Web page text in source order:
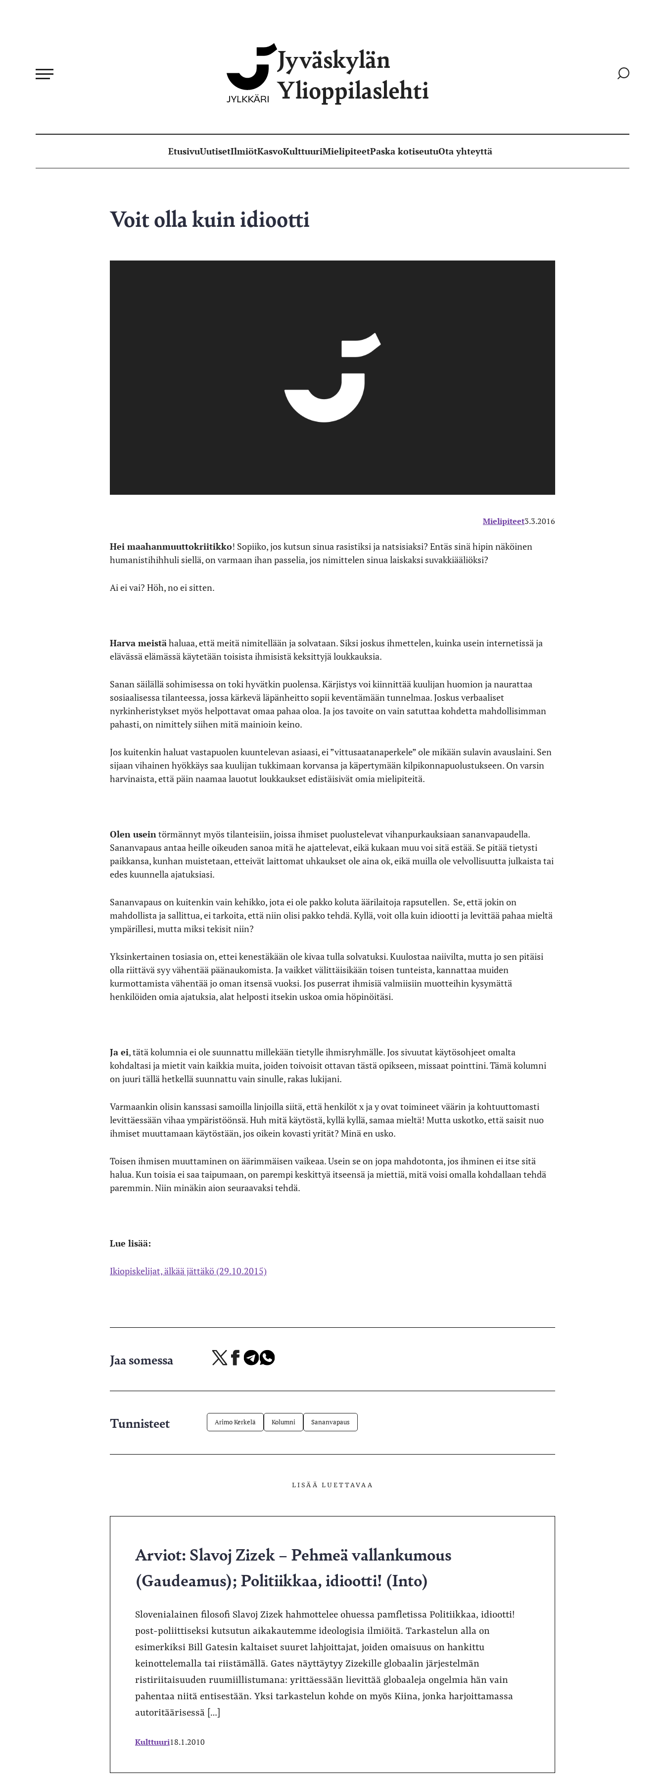
Jyväskylän
Ylioppilaslehti
Siirry
EtusivuUutisetIlmiötKasvoKulttuuriMielipiteetPaska kotiseutuOta yhteyttä
Voit olla kuin idiootti
Mielipiteet3.3.2016
Hei maahanmuuttokriitikko! Sopiiko, jos kutsun sinua rasistiksi ja natsisiaksi? Entäs sinä hipin näköinen
humanistihihhuli siellä, on varmaan ihan passelia, jos nimittelen sinua laiskaksi suvakkiääliöksi?
Ai ei vai? Höh, no ei sitten.
Harva meistähaluaa, että meitä nimitellään ja solvataan. Siksi joskus ihmettelen, kuinka usein internetissä ja
elävässä elämässä käytetään toisista ihmisistä keksittyjä loukkauksia.
Sanan säilällä sohimisessa on toki hyvätkin puolensa. Kärjistys voi kiinnittää kuulijan huomion ja naurattaa
sosiaalisessa tilanteessa, jossa kärkevä läpänheitto sopii keventämään tunnelmaa. Joskus verbaaliset
nyrkinheristykset myös helpottavat omaa pahaa oloa. Ja jos tavoite on vain satuttaa kohdetta mahdollisimman
pahasti, on nimittely siihen mitä mainioin keino.
Jos kuitenkin haluat vastapuolen kuuntelevan asiaasi, ei ”vittusaatanaperkele” ole mikään sulavin avauslaini. Sen
sijaan vihainen hyökkäys saa kuulijan tukkimaan korvansa ja käpertymään kilpikonnapuolustukseen. On varsin
harvinaista, että päin naamaa lauotut loukkaukset edistäisivät omia mielipiteitä.
Olen usein törmännyt myös tilanteisiin, joissa ihmiset puolustelevat vihanpurkauksiaan sananvapaudella.
Sananvapaus antaa heille oikeuden sanoa mitä he ajattelevat, eikä kukaan muu voi sitä estää. Se pitää tietysti
paikkansa, kunhan muistetaan, etteivät laittomat uhkaukset ole aina ok, eikä muilla ole velvollisuutta julkaista tai
edes kuunnella ajatuksiasi.
Sananvapaus on kuitenkin vain kehikko, jota ei ole pakko koluta äärilaitoja rapsutellen. Se, että jokin on
mahdollista ja sallittua, ei tarkoita, että niin olisi pakko tehdä. Kyllä, voit olla kuin idiootti ja levittää pahaa mieltä
ympärillesi, mutta miksi tekisit niin?
Yksinkertainen tosiasia on, ettei kenestäkään ole kivaa tulla solvatuksi. Kuulostaa naiivilta, mutta jo sen pitäisi
olla riittävä syy vähentää päänaukomista. Ja vaikket välittäisikään toisen tunteista, kannattaa muiden
kurmottamista vähentää jo oman itsensä vuoksi. Jos puserrat ihmisiä valmiisiin muotteihin kysymättä
henkilöiden omia ajatuksia, alat helposti itsekin uskoa omia höpinöitäsi.
Ja ei, tätä kolumnia ei ole suunnattu millekään tietylle ihmisryhmälle. Jos sivuutat käytösohjeet omalta
kohdaltasi ja mietit vain kaikkia muita, joiden toivoisit ottavan tästä opikseen, missaat pointtini. Tämä kolumni
on juuri tällä hetkellä suunnattu vain sinulle, rakas lukijani.
Varmaankin olisin kanssasi samoilla linjoilla siitä, että henkilöt x ja y ovat toimineet väärin ja kohtuuttomasti
levittäessään vihaa ympäristöönsä. Huh mitä käytöstä, kyllä kyllä, samaa mieltä! Mutta uskotko, että saisit nuo
ihmiset muuttamaan käytöstään, jos oikein kovasti yrität? Minä en usko.
Toisen ihmisen muuttaminen on äärimmäisen vaikeaa. Usein se on jopa mahdotonta, jos ihminen ei itse sitä
halua. Kun toisia ei saa taipumaan, on parempi keskittyä itseensä ja miettiä, mitä voisi omalla kohdallaan tehdä
paremmin. Niin minäkin aion seuraavaksi tehdä.
Lue lisää:
Ikiopiskelijat, älkää jättäkö (29.10.2015)
Jaa somessa
Jaa
palvelussa
Jaa Jaa Jaa
Tunnisteet Arimo Kerkelä Kolumni Sananvapaus
LISÄÄ LUETTAVAA
Arviot: Slavoj Zizek – Pehmeä vallankumous
(Gaudeamus); Politiikkaa, idiootti! (Into)
Slovenialainen filosofi Slavoj Zizek hahmottelee ohuessa pamfletissa Politiikkaa, idiootti!
post-poliittiseksi kutsutun aikakautemme ideologisia ilmiöitä. Tarkastelun alla on
esimerkiksi Bill Gatesin kaltaiset suuret lahjoittajat, joiden omaisuus on hankittu
keinottelemalla tai riistämällä. Gates näyttäytyy Zizekille globaalin järjestelmän
ristiriitaisuuden ruumiillistumana: yrittäessään lievittää globaaleja ongelmia hän vain
pahentaa niitä entisestään. Yksi tarkastelun kohde on myös Kiina, jonka harjoittamassa
autoritäärisessä […]
Kulttuuri18.1.2010